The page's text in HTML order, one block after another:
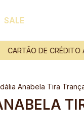
SALE
DE CRÉDITO
Anabela Tira